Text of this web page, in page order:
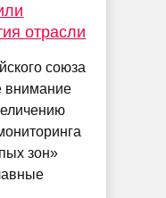
отрасли
союза
внимание
зон»